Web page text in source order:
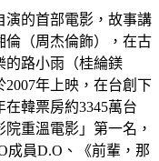
演的首部電影，故事講
倫（周杰倫飾），在古
的路小雨（桂綸鎂
年上映，在台創下
韓票房約3345萬台
重溫電影」第一名，
成員D.O、《前輩，那